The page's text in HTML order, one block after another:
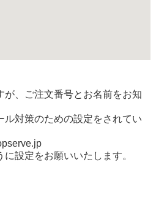
、ご注文番号とお名前をお知
対策のための設定をされてい
設定をお願いいたします。